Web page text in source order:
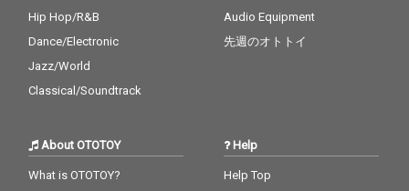
Hip Hop/R&B
Dance/Electronic
Jazz/World
Classical/Soundtrack
Audio Equipment
先週のオトトイ
About OTOTOY
What is OTOTOY?
Help
Help Top